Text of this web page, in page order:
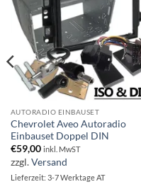
AUTORADIO EINBAUSET
Chevrolet Aveo Autoradio
Einbauset Doppel DIN
€59,00 inkl. MwST
zzgl.Versand
Lieferzeit: 3-7 Werktage AT